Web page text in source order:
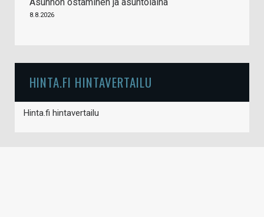
8.8.2026
HINTA.FI HINTAVERTAILU
Hinta.fi hintavertailu